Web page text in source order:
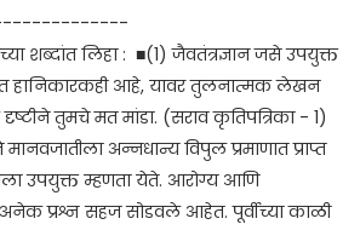
शब्दांत लिहा : ■(1) जैवतंत्रज्ञान जसे उपयुक्त
हानिकारकही आहे, यावर तुलनात्मक लेखन
तुमचे मत मांडा. (सराव कृतिपत्रिका - 1)
मानवजातीला अन्नधान्य विपुल प्रमाणात प्राप्त
उपयुक्त म्हणता येते. आरोग्य आणि
प्रश्न सहज सोडवले आहेत. पूर्वीच्या काळी